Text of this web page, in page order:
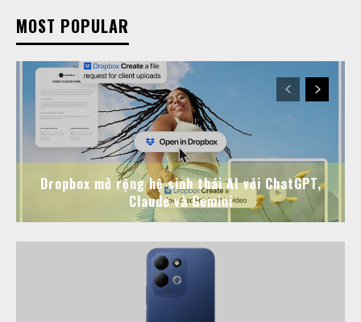
MOST POPULAR
Dropbox mở rộng hệ sinh thái AI với ChatGPT,
Claude và Gemini